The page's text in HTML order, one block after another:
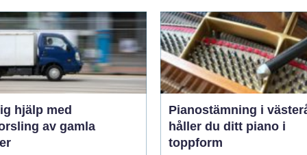
hjälp med
av gamla
Pianostämning i
håller du ditt piano i
toppform